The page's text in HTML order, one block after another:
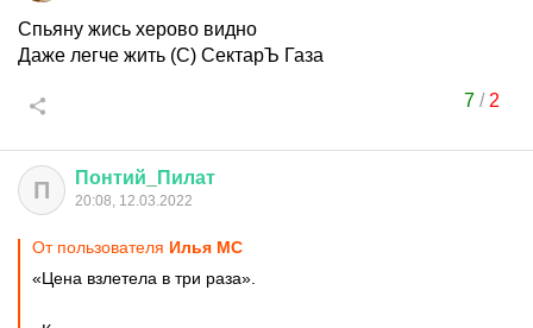
Спьяну жись херово видно
Даже легче жить (С) СектарЪ Газа
7/ 2
П Понтий Пилат
20:08, 12.03.2022
От пользователя Илья MC
«Цена взлетела в три раза».